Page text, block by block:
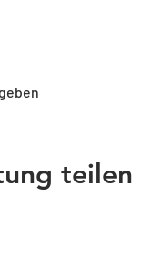
teilen